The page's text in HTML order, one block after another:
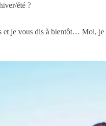
été ?
et je vous dis à bientôt… Moi,